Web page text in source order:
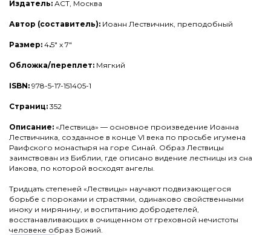
Издатель: АСТ, Москва
Автор (составитель): Иоанн Лествичник, преподобный
Размер: 4.5" x 7"
Обложка/переплет: Мягкий
ISBN: 978-5-17-151405-1
Страниц: 352
Описание: «Лествица» — основное произведение Иоанна
Лествичника, созданное в конце VI века по просьбе игумена
Раифского монастыря на горе Синай. Образ Лествицы
заимствован из Библии, где описано видение лестницы из сна
Иакова, по которой восходят ангелы.
Тридцать степеней «Лествицы» научают подвизающегося
борьбе с пороками и страстями, одинаково свойственными
иноку и мирянину, и воспитанию добродетелей,
восстанавливающих в очищенном от греховной нечистоты
человеке образ Божий.